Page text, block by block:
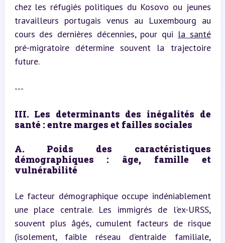
chez les réfugiés politiques du Kosovo ou jeunes
travailleurs portugais venus au Luxembourg au
cours des dernières décennies, pour qui la santé
pré-migratoire détermine souvent la trajectoire
future.
---
III. Les determinants des inégalités de
santé : entre marges et failles sociales
A. Poids des caractéristiques
démographiques : âge, famille et
vulnérabilité
Le facteur démographique occupe indéniablement
une place centrale. Les immigrés de l’ex-URSS,
souvent plus âgés, cumulent facteurs de risque
(isolement, faible réseau d’entraide familiale,